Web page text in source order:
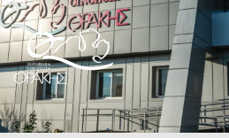
Direkt zum Inhalt